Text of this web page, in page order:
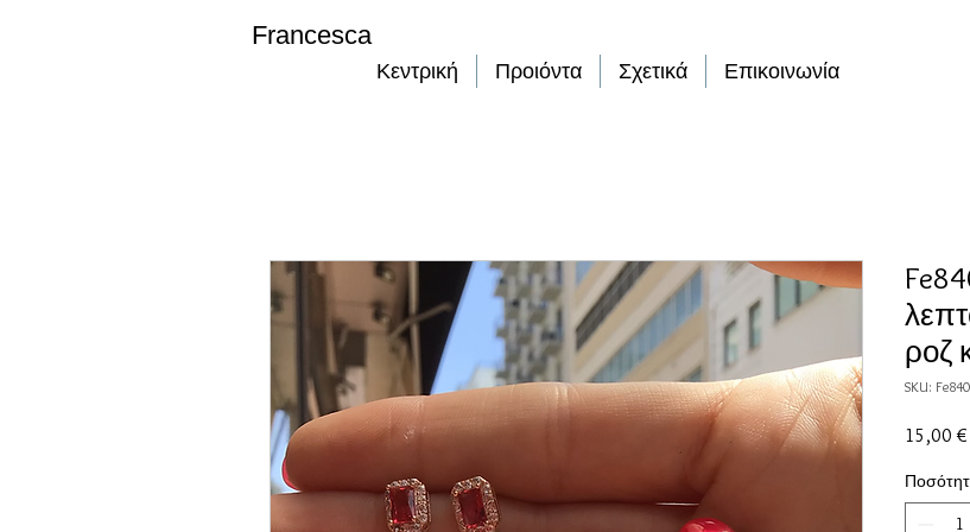
Κεντρική Προιόντα Σχετικά Επικοινωνία
ροζ
SKU:
15,00 €
Francesca